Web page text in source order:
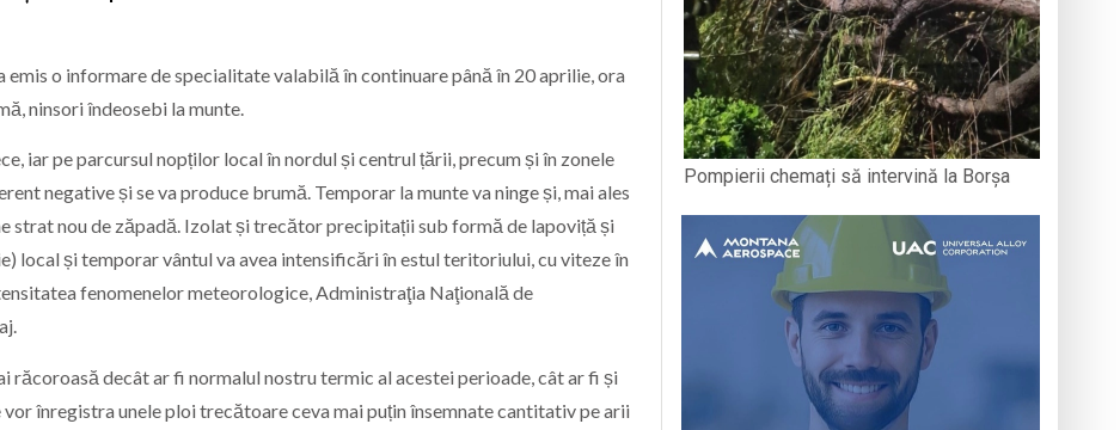
o informare de specialitate valabilă în continuare până în 20 aprilie, ora
ninsori îndeosebi la munte.
iar pe parcursul nopților local în nordul și centrul țării, precum și în zonele
negative și se va produce brumă. Temporar la munte va ninge și, mai ales
strat nou de zăpadă. Izolat și trecător precipitații sub formă de lapoviță și
local și temporar vântul va avea intensificări în estul teritoriului, cu viteze în
fenomenelor meteorologice, Administraţia Naţională de
răcoroasă decât ar fi normalul nostru termic al acestei perioade, cât ar fi și
înregistra unele ploi trecătoare ceva mai puțin însemnate cantitativ pe arii
Pompierii chemați să intervină la Borșa